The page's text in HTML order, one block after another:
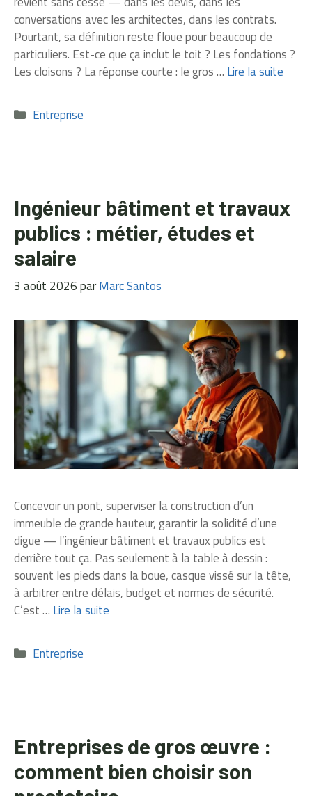
conversations avec les architectes, dans les contrats.
Pourtant, sa définition reste floue pour beaucoup de
particuliers. Est-ce que ça inclut le toit ? Les fondations ?
Les cloisons ? La réponse courte : le gros … Lire la suite
Catégories
Entreprise
Ingénieur bâtiment et travaux
publics : métier, études et
salaire
3 août 2026parMarc Santos
Concevoir un pont, superviser la construction d’un
immeuble de grande hauteur, garantir la solidité d’une
digue — l’ingénieur bâtiment et travaux publics est
derrière tout ça. Pas seulement à la table à dessin :
souvent les pieds dans la boue, casque vissé sur la tête,
à arbitrer entre délais, budget et normes de sécurité.
C’est … Lire la suite
Catégories
Entreprise
Entreprises de gros œuvre :
comment bien choisir son